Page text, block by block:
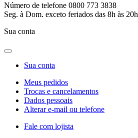
Número de telefone 0800 773 3838
Seg. à Dom. exceto feriados das 8h às 20h
Sua conta
Sua conta
Meus pedidos
Trocas e cancelamentos
Dados pessoais
Alterar e-mail ou telefone
Fale com lojista